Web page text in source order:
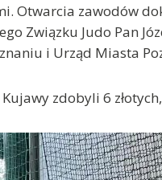
Otwarcia zawodów
Związku Judo Pan
i Urząd Miasta
zdobyli 6